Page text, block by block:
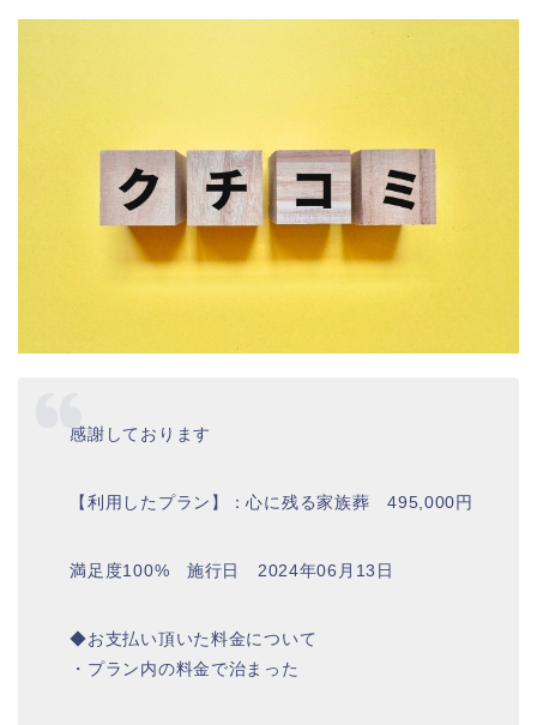
感謝しております
【利用したプラン】：心に残る家族葬 495,000円
満足度100% 施行日 2024年06月13日
◆お支払い頂いた料金について
・プラン内の料金で治まった